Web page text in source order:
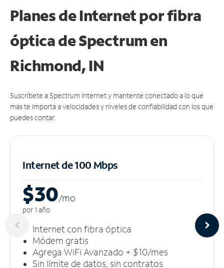
Planes de Internet por fibra
óptica de Spectrum en
Richmond, IN
Suscríbete a Spectrum Internet y mantente conectado a lo que
más te importa a velocidades y niveles de confiabilidad con los que
puedes contar.
Internet de 100 Mbps
$30/mo
por 1 año
Internet con fibra óptica
Módem gratis
Agrega WiFi Avanzado + $10/mes
Sin límite de datos, sin contratos